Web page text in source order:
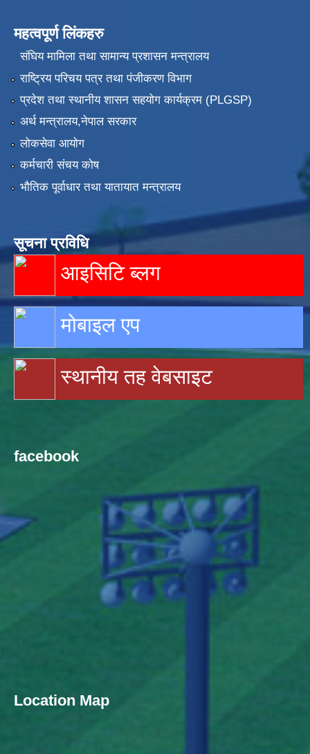
महत्वपूर्ण लिंकहरु
संघिय मामिला तथा सामान्य प्रशासन मन्त्रालय
राष्ट्रिय परिचय पत्र तथा पंजीकरण विभाग
प्रदेश तथा स्थानीय शासन सहयोग कार्यक्रम (PLGSP)
अर्थ मन्त्रालय,नेपाल सरकार
लोकसेवा आयोग
कर्मचारी संचय कोष
भौतिक पूर्वाधार तथा यातायात मन्त्रालय
सूचना प्रविधि
आइसिटि ब्लग
मोबाइल एप
स्थानीय तह वेबसाइट
facebook
Location Map